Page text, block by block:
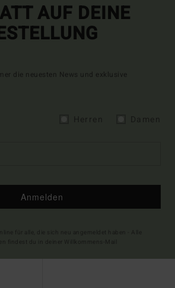
AUF DEINE
die neuesten News und exklusive
Anmelden